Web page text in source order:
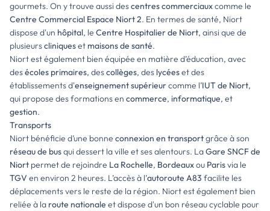
gourmets. On y trouve aussi descentres commerciauxcomme le
Centre Commercial Espace Niort 2. En termes de santé, Niort
dispose d'un hôpital, le Centre Hospitalier de Niort, ainsi que de
plusieurscliniqueset maisons de santé.
Niort est également bien équipée en matière d’éducation, avec
desécoles primaires, descollèges, des lycéeset des
établissements d'enseignement supérieurcomme l’IUT de Niort,
qui propose des formations en commerce, informatique, et
gestion.
Transports
Niort bénéficie d’une bonne connexion en transportgrâce à son
réseau de busqui dessert la ville et ses alentours. LaGare SNCF de
Niort permet de rejoindre La Rochelle, Bordeauxou Parisvia le
TGV en environ 2 heures. L’accès à l’autoroute A83 facilite les
déplacements vers le reste de la région. Niort est également bien
reliée à la route nationale et dispose d'un bon réseau cyclable pour